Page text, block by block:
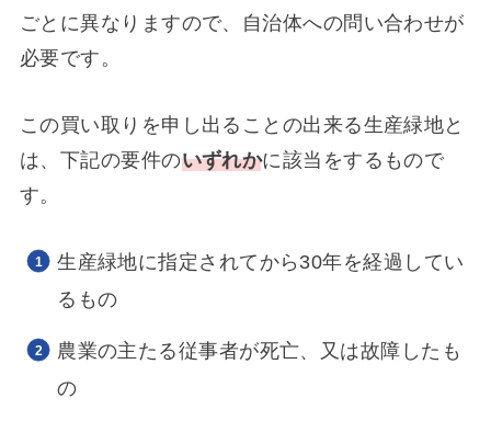
ごとに異なりますので、自治体への問い合わせが
必要です。
この買い取りを申し出ることの出来る生産緑地と
は、下記の要件のいずれかに該当をするもので
す。
生産緑地に指定されてから30年を経過してい
るもの
農業の主たる従事者が死亡、又は故障したも
の